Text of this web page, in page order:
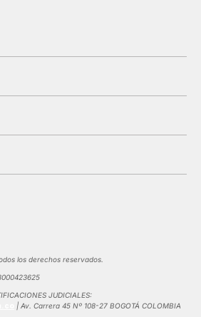
los derechos reservados.
JUDICIALES:
| Av. Carrera 45 Nº 108-27 BOGOTÁ COLOMBIA